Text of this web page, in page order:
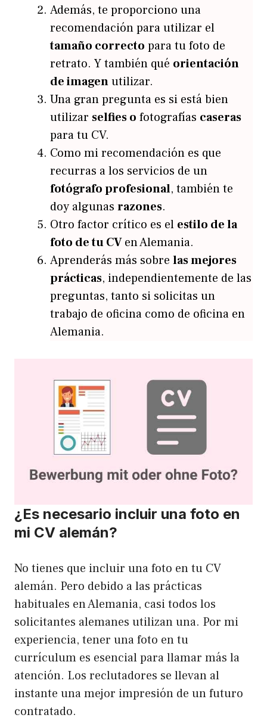
Además, te proporciono una
recomendación para utilizar el
tamaño correcto para tu foto de
retrato. Y también qué orientación
de imagenutilizar.
Una gran pregunta es si está bien
utilizar selfies o fotografías caseras
para tu CV.
Como mi recomendación es que
recurras a los servicios de un
fotógrafo profesional, también te
doy algunas razones.
Otro factor crítico es el estilo de la
foto de tu CVen Alemania.
Aprenderás más sobre las mejores
prácticas, independientemente de las
preguntas, tanto si solicitas un
trabajo de oficina como de oficina en
Alemania.
¿Es necesario incluir una foto en
mi CV alemán?
No tienes que incluir una foto en tu CV
alemán. Pero debido a las prácticas
habituales en Alemania, casi todos los
solicitantes alemanes utilizan una. Por mi
experiencia, tener una foto en tu
currículum es esencial para llamar más la
atención. Los reclutadores se llevan al
instante una mejor impresión de un futuro
contratado.